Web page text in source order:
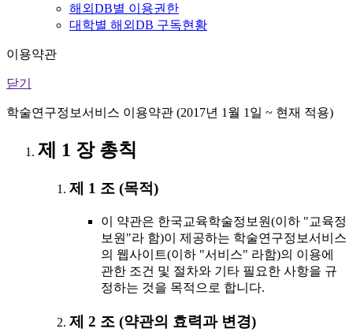
해외DB별 이용권한
대학별 해외DB 구독현황
이용약관
닫기
학술연구정보서비스 이용약관 (2017년 1월 1일 ~ 현재 적용)
제 1 장 총칙
제 1 조 (목적)
이 약관은 한국교육학술정보원(이하 "교육정
보원"라 함)이 제공하는 학술연구정보서비스
의 웹사이트(이하 "서비스" 라함)의 이용에
관한 조건 및 절차와 기타 필요한 사항을 규
정하는 것을 목적으로 합니다.
제 2 조 (약관의 효력과 변경)